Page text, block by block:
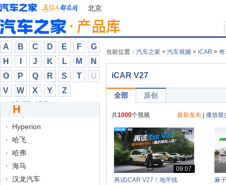
北京
A B C D E F
G
H
J K L M
N
O
P Q R S T
U
V
W X Y Z
广汽传祺
广汽昊铂
广汽吉奥
广汽集团
国机智骏
国金汽车
H
Hennessey
Hispano Suiza
Hyperion
哈飞
哈弗
海马
汉龙汽车
H
当前位置： 汽车之家 > 汽车视频 > iCAR >
iCAR V27
全部 原创
共1000个视频 最新发布 播放最
09:07
再试iCAR V27！地平线
麻